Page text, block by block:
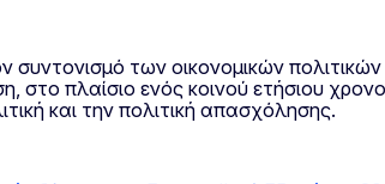
συντονισμό των οικονομικών
στο πλαίσιο ενός κοινού ετήσιου
και την πολιτική απασχόλησης.